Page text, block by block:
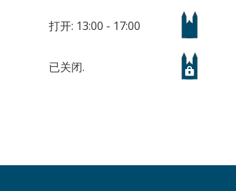
打开: 13:00 - 17:00
已关闭.